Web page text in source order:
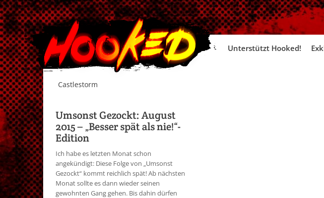
Skip
Unterstützt Hooked!
Castlestorm
Umsonst Gezockt: August
2015 – „Besser spät als nie!“-
Edition
Ich habe es letzten Monat schon
angekündigt: Diese Folge von „Umsonst
Gezockt“ kommt reichlich spät! Ab nächsten
Monat sollte es dann wieder seinen
gewohnten Gang gehen. Bis dahin dürfen